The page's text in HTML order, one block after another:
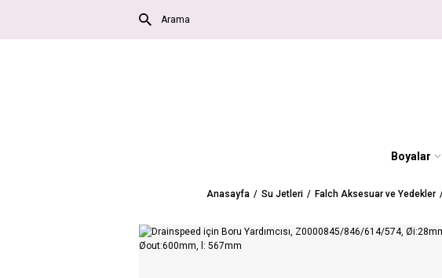
Boyalar
Anasayfa Su Jetleri Falch Aksesuar ve Yedekler